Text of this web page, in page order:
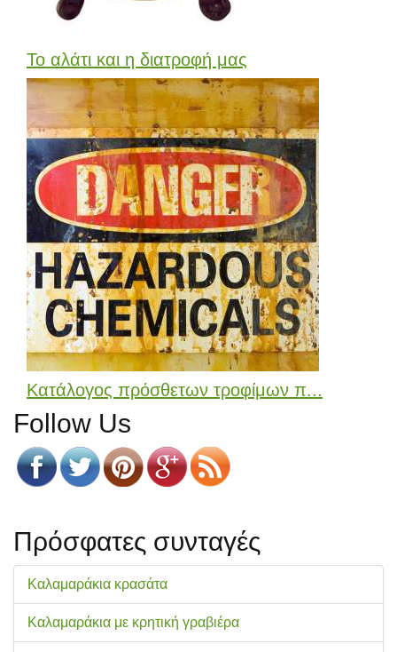
Το αλάτι και η διατροφή μας
Κατάλογος πρόσθετων τροφίμων π...
Follow Us
Πρόσφατες συνταγές
Καλαμαράκια κρασάτα
Καλαμαράκια με κρητική γραβιέρα